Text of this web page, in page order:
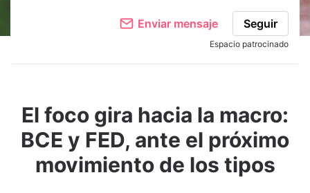
Enviar mensaje Seguir
Espacio patrocinado
El foco gira hacia la macro:
BCE y FED, ante el próximo
movimiento de los tipos